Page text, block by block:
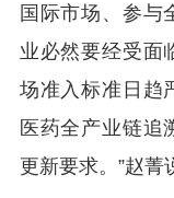
国际市场、参与
业必然要经受面
场准入标准日趋
医药全产业链追
更新要求。”赵菁